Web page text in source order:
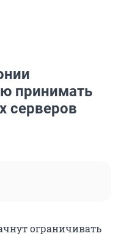
принимать
серверов
ограничивать